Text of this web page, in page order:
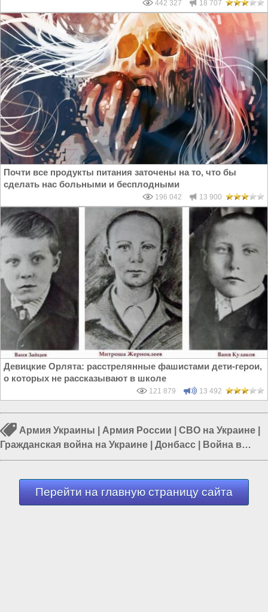
442 327 18 707
Почти все продукты питания заточены на то, что бы
сделать нас больными и бесплодными
196 042 13 900
Девицкие Орлята: расстрелянные фашистами дети-герои,
о которых не рассказывают в школе
121 879 13 492
Армия Украины Армия России СВО на Украине
Гражданская война на Украине
Донбасс
Война в
Новороссии|Юрий Подоляка
Перейти на главную страницу сайта